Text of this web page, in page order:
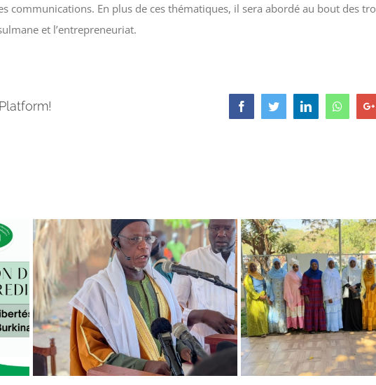
communications. En plus de ces thématiques, il sera abordé au bout des
et l’entrepreneuriat.
FacebookTwitterLinkedIn